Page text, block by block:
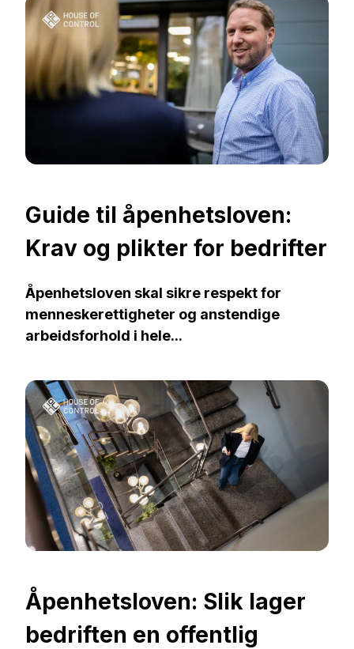
Guide til åpenhetsloven:
Krav og plikter for bedrifter
Åpenhetsloven skal sikre respekt for
menneskerettigheter og anstendige
arbeidsforhold i hele...
Åpenhetsloven: Slik lager
bedriften en offentlig